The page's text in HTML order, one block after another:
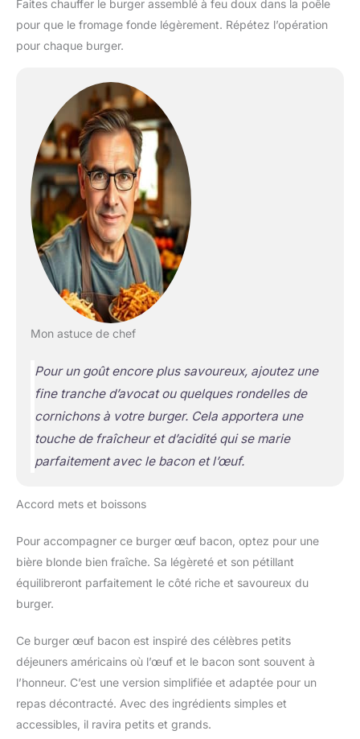
Faites chauffer le burger assemblé à feu doux dans la poêle
pour que le fromage fonde légèrement. Répétez l’opération
pour chaque burger.
Mon astuce de chef
Pour un goût encore plus savoureux, ajoutez une
fine tranche d’avocat ou quelques rondelles de
cornichons à votre burger. Cela apportera une
touche de fraîcheur et d’acidité qui se marie
parfaitement avec le bacon et l’œuf.
Accord mets et boissons
Pour accompagner ce burger œuf bacon, optez pour une
bière blonde bien fraîche. Sa légèreté et son pétillant
équilibreront parfaitement le côté riche et savoureux du
burger.
Ce burger œuf bacon est inspiré des célèbres petits
déjeuners américains où l’œuf et le bacon sont souvent à
l’honneur. C’est une version simplifiée et adaptée pour un
repas décontracté. Avec des ingrédients simples et
accessibles, il ravira petits et grands.